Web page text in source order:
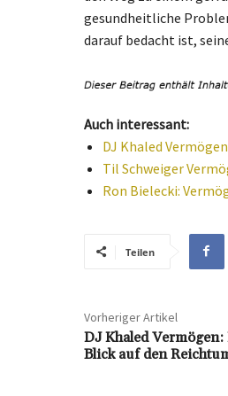
gesundheitliche
darauf bedacht ist,
Auch interessant:
DJ Khaled
Til Schweiger
Ron Bielecki:
Teilen
Vorheriger Artikel
DJ Khaled
Blick auf den